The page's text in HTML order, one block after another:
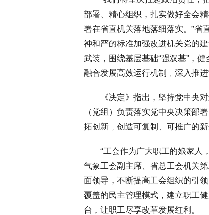
部署、精心组织，扎实做好全会
署在省直机关落地落细落实。”省
神和严的标准加强改进机关党的
武装，围绕基层基础“强双基”，
融合发展高效运行机制，深入推进
《决定》指出，坚持党中央对
（党组）负责落实党中央决策部
拓创新，创造可复制、可推广的新
“工会作为广大职工的娘家人，
气象工会副主席、省总工会机关
面领导，不断提高工会组织的引
覆盖的民主管理模式，建立职工
台，让职工尽享改革发展红利。